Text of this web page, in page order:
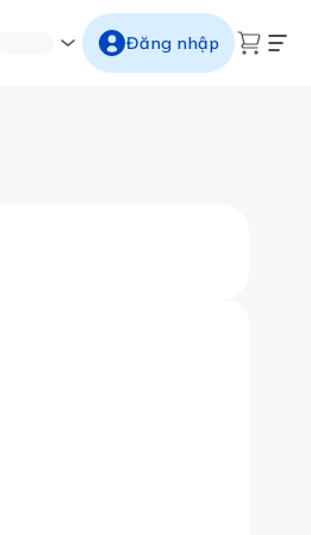
Đăng nhập
đến thành thăng longNgắm hoa